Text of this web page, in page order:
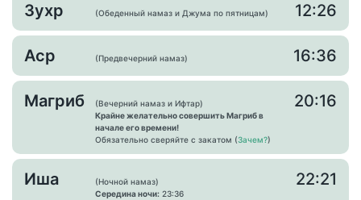
Зухр (Обеденный намаз и Джума по пятницам) 12:26
Аср (Предвечерний намаз) 16:36
Магриб
(Вечерний намаз и Ифтар)
Крайне желательно совершить Магриб в
начале его времени!
Обязательно сверяйте с закатом (Зачем?)
20:16
Иша
(Ночной намаз)
Середина ночи: 23:36
22:21